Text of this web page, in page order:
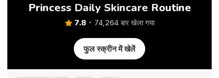
Princess Daily Skincare Routine
7.8 74,264 बार खेला गया
फुल स्क्रीन में खेलें